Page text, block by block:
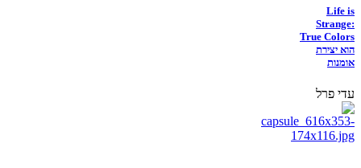
Life is
Strange:
True Colors
הוא יצירת
אומנות
עדי פרל